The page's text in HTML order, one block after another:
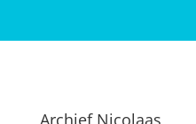
Archief Nicolaas